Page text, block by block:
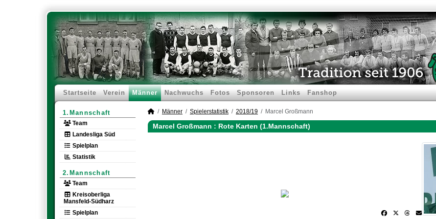
Startseite Verein Männer Nachwuchs Fotos Sponsoren Links Fanshop
1.Mannschaft
Team
Landesliga Süd
Spielplan
Statistik
2.Mannschaft
Team
Kreisoberliga
Mansfeld-Südharz
Spielplan
Männer Spielerstatistik 2018/19 Marcel Großmann
Marcel Großmann : Rote Karten (1.Mannschaft)